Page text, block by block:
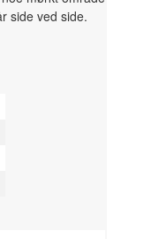
side ved side.